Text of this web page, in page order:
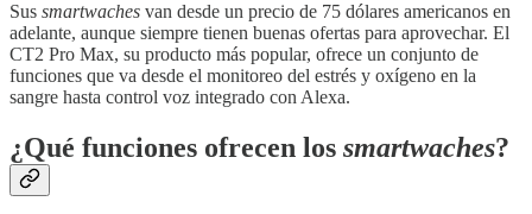
Sus smartwaches van desde un precio de 75 dólares americanos en
adelante, aunque siempre tienen buenas ofertas para aprovechar. El
CT2 Pro Max, su producto más popular, ofrece un conjunto de
funciones que va desde el monitoreo del estrés y oxígeno en la
sangre hasta control voz integrado con Alexa.
¿Qué funciones ofrecen los smartwaches?